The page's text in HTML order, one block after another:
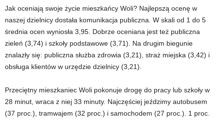
Jak oceniają swoje życie mieszkańcy Woli? Najlepszą ocenę w
naszej dzielnicy dostała komunikacja publiczna. W skali od 1 do 5
średnia ocen wyniosła 3,95. Dobrze oceniana jest też publiczna
zieleń (3,74) i szkoły podstawowe (3,71). Na drugim biegunie
znalazły się: publiczna służba zdrowia (3,21), straż miejska (3,42) i
obsługa klientów w urzędzie dzielnicy (3,21).
Przeciętny mieszkaniec Woli pokonuje drogę do pracy lub szkoły w
28 minut, wraca z niej 33 minuty. Najczęściej jeździmy autobusem
(37 proc.), tramwajem (32 proc.) i samochodem (27 proc.). 1 proc.